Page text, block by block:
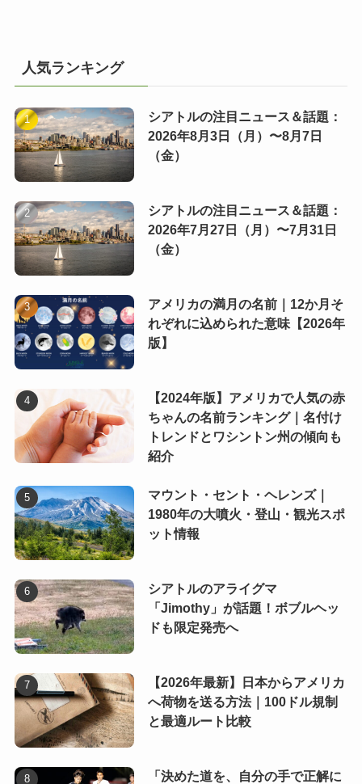
人気ランキング
シアトルの注目ニュース＆話題：
2026年8月3日（月）〜8月7日
（金）
シアトルの注目ニュース＆話題：
2026年7月27日（月）〜7月31日
（金）
アメリカの満月の名前｜12か月そ
れぞれに込められた意味【2026年
版】
【2024年版】アメリカで人気の赤
ちゃんの名前ランキング｜名付け
トレンドとワシントン州の傾向も
紹介
マウント・セント・ヘレンズ｜
1980年の大噴火・登山・観光スポ
ット情報
シアトルのアライグマ
「Jimothy」が話題！ボブルヘッ
ドも限定発売へ
【2026年最新】日本からアメリカ
へ荷物を送る方法｜100ドル規制
と最適ルート比較
「決めた道を、自分の手で正解に